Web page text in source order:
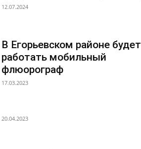
12.07.2024
В Егорьевском районе будет
работать мобильный
флюорограф
17.03.2023
20.04.2023